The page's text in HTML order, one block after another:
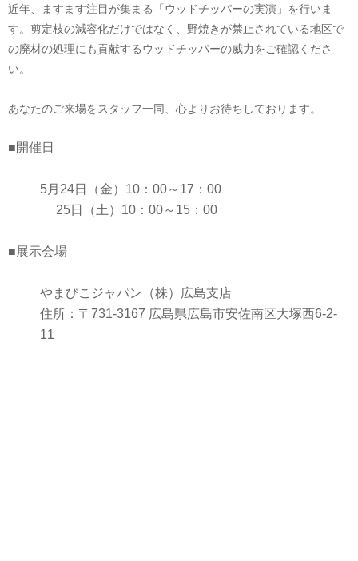
近年、ますます注目が集まる「ウッドチッパーの実演」を行いま
す。剪定枝の減容化だけではなく、野焼きが禁止されている地区で
の廃材の処理にも貢献するウッドチッパーの威力をご確認くださ
い。
あなたのご来場をスタッフ一同、心よりお待ちしております。
■開催日
5月24日（金）10：00～17：00
25日（土）10：00～15：00
■展示会場
やまびこジャパン（株）広島支店
住所：〒731-3167 広島県広島市安佐南区大塚西6-2-
11